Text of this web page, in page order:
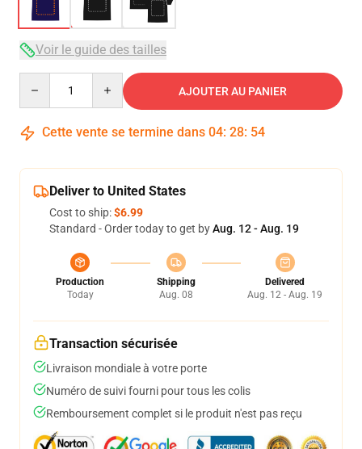
Voir le guide des tailles
AJOUTER AU PANIER
Cette vente se termine dans 04: 28: 53
Deliver to United States
Cost to ship:$6.99
Standard - Order today to get byAug. 12 - Aug. 19
Production
Today
Shipping
Aug. 08
Delivered
Aug. 12 - Aug. 19
Transaction sécurisée
Livraison mondiale à votre porte
Numéro de suivi fourni pour tous les colis
Remboursement complet si le produit n'est pas reçu